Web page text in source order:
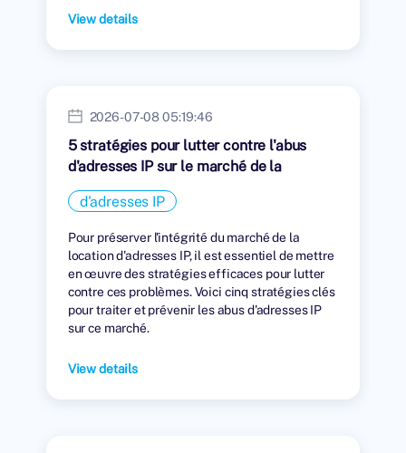
View details
2026-07-08 05:19:46
5 stratégies pour lutter contre l'abus
d'adresses IP sur le marché de la
location
d'adresses IP
Pour préserver l'intégrité du marché de la
location d'adresses IP, il est essentiel de mettre
en œuvre des stratégies efficaces pour lutter
contre ces problèmes. Voici cinq stratégies clés
pour traiter et prévenir les abus d'adresses IP
sur ce marché.
View details